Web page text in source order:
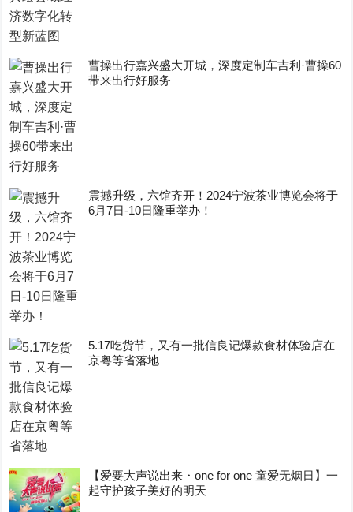
曹操出行嘉兴盛大开城，深度定制车吉利·曹操60
带来出行好服务
震撼升级，六馆齐开！2024宁波茶业博览会将于
6月7日-10日隆重举办！
5.17吃货节，又有一批信良记爆款食材体验店在
京粤等省落地
【爱要大声说出来・one for one 童爱无烟日】一
起守护孩子美好的明天